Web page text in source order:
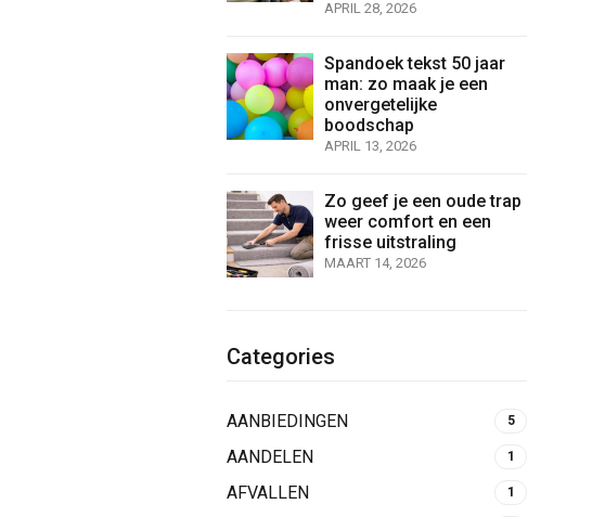
APRIL 28, 2026
Spandoek tekst 50 jaar
man: zo maak je een
onvergetelijke
boodschap
APRIL 13, 2026
Zo geef je een oude trap
weer comfort en een
frisse uitstraling
MAART 14, 2026
Categories
AANBIEDINGEN 5
AANDELEN 1
AFVALLEN 1